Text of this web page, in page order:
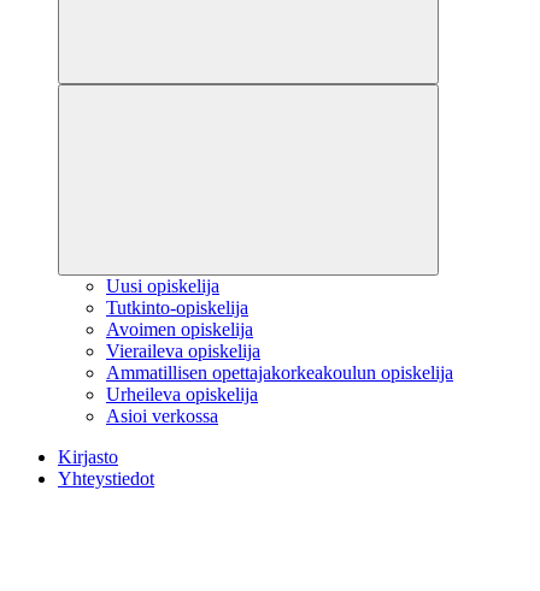
Uusi opiskelija
Tutkinto-opiskelija
Avoimen opiskelija
Vieraileva opiskelija
Ammatillisen opettajakorkeakoulun opiskelija
Urheileva opiskelija
Asioi verkossa
Kirjasto
Yhteystiedot